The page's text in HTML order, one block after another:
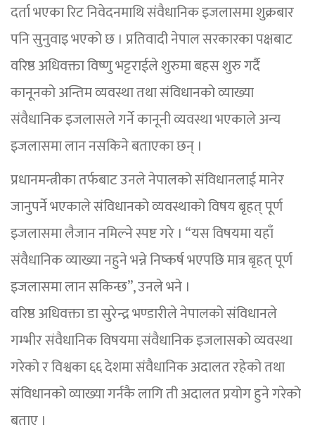
दर्ता भएका रिट निवेदनमाथि संंवैधानिक इजलासमा शुक्रबार
पनि सुनुवाइ भएको छ । प्रतिवादी नेपाल सरकारका पक्षबाट
वरिष्ठ अधिवक्ता विष्णु भट्टराईले शुरुमा बहस शुरु गर्दै
कानूनको अन्तिम व्यवस्था तथा संविधानको व्याख्या
संवैधानिक इजलासले गर्ने कानूनी व्यवस्था भएकाले अन्य
इजलासमा लान नसकिने बताएका छन् ।
प्रधानमन्त्रीका तर्फबाट उनले नेपालको संविधानलाई मानेर
जानुपर्ने भएकाले संविधानको व्यवस्थाको विषय बृहत् पूर्ण
इजलासमा लैजान नमिल्ने स्पष्ट गरे । “यस विषयमा यहाँ
संवैधानिक व्याख्या नहुने भन्ने निष्कर्ष भएपछि मात्र बृहत् पूर्ण
इजलासमा लान सकिन्छ”, उनले भने ।
वरिष्ठ अधिवक्ता डा सुरेन्द्र भण्डारीले नेपालको संविधानले
गम्भीर संवैधानिक विषयमा संवैधानिक इजलासको व्यवस्था
गरेको र विश्वका ६६ देशमा संवैधानिक अदालत रहेको तथा
संविधानको व्याख्या गर्नकै लागि ती अदालत प्रयोग हुने गरेको
बताए ।